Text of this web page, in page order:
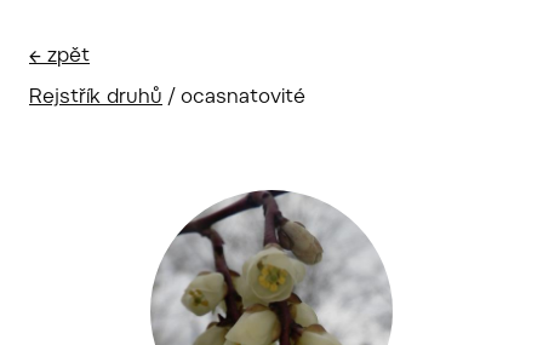
← zpět
Rejstřík druhů / ocasnatovité